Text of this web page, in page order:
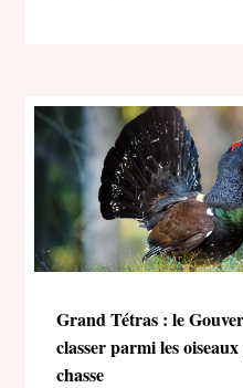
Grand Tétras : le
classer parmi les
chasse